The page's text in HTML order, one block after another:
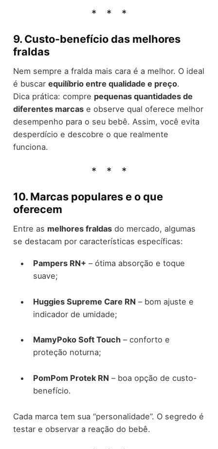
9. Custo-benefício das melhores
fraldas
Nem sempre a fralda mais cara é a melhor. O ideal
é buscar equilíbrio entre qualidade e preço.
Dica prática: compre pequenas quantidades de
diferentes marcase observe qual oferece melhor
desempenho para o seu bebê. Assim, você evita
desperdício e descobre o que realmente
funciona.
10. Marcas populares e o que
oferecem
Entre as melhores fraldasdo mercado, algumas
se destacam por características específicas:
Pampers RN+ – ótima absorção e toque
suave;
Huggies Supreme Care RN – bom ajuste e
indicador de umidade;
MamyPoko Soft Touch– conforto e
proteção noturna;
PomPom Protek RN – boa opção de custo-
benefício.
Cada marca tem sua “personalidade”. O segredo é
testar e observar a reação do bebê.